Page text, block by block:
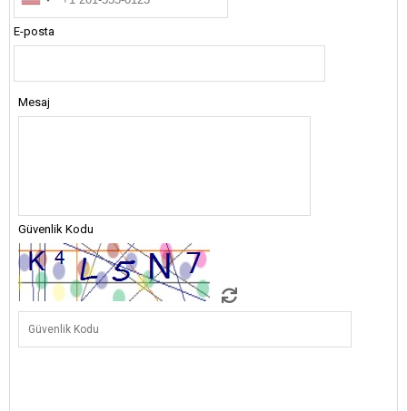
E-posta
Mesaj
Güvenlik Kodu